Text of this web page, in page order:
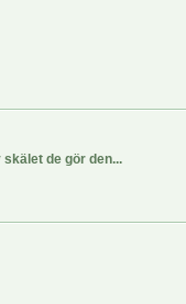
de gör den...